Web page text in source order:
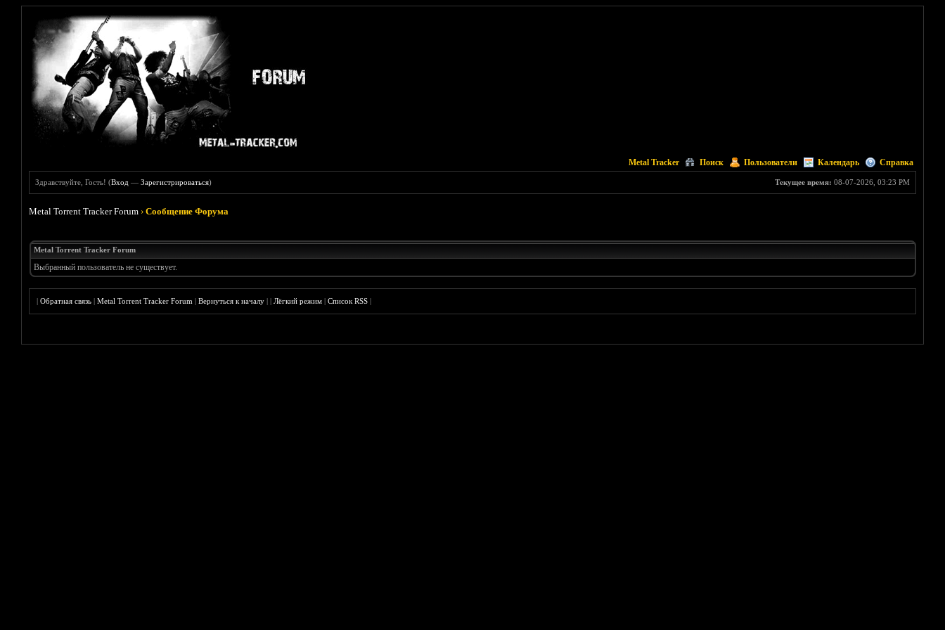
Metal Tracker Поиск Пользователи Календарь Справка
Текущее время: 08-07-2026, 03:23 PM
Здравствуйте, Гость! (Вход —Зарегистрироваться)
Metal Torrent Tracker Forum ›Сообщение Форума
Metal Torrent Tracker Forum
Выбранный пользователь не существует.
|Обратная связь |Metal Torrent Tracker Forum |Вернуться к началу ||Лёгкий режим |Список RSS |